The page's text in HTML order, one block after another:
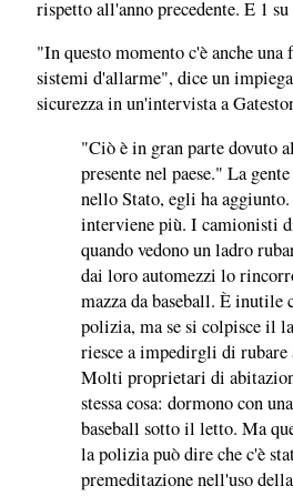
rispetto all'anno precedente. E 1 su
"In questo momento c'è anche una
sistemi d'allarme", dice un
sicurezza in un'intervista a
"Ciò è in gran parte dovuto
presente nel paese." La
nello Stato, egli ha
interviene più. I camionisti
quando vedono un ladro
dai loro automezzi lo
mazza da baseball. È inutile
polizia, ma se si colpisce il
riesce a impedirgli di rubare
Molti proprietari di
stessa cosa: dormono con
baseball sotto il letto. Ma
la polizia può dire che c'è
premeditazione nell'uso